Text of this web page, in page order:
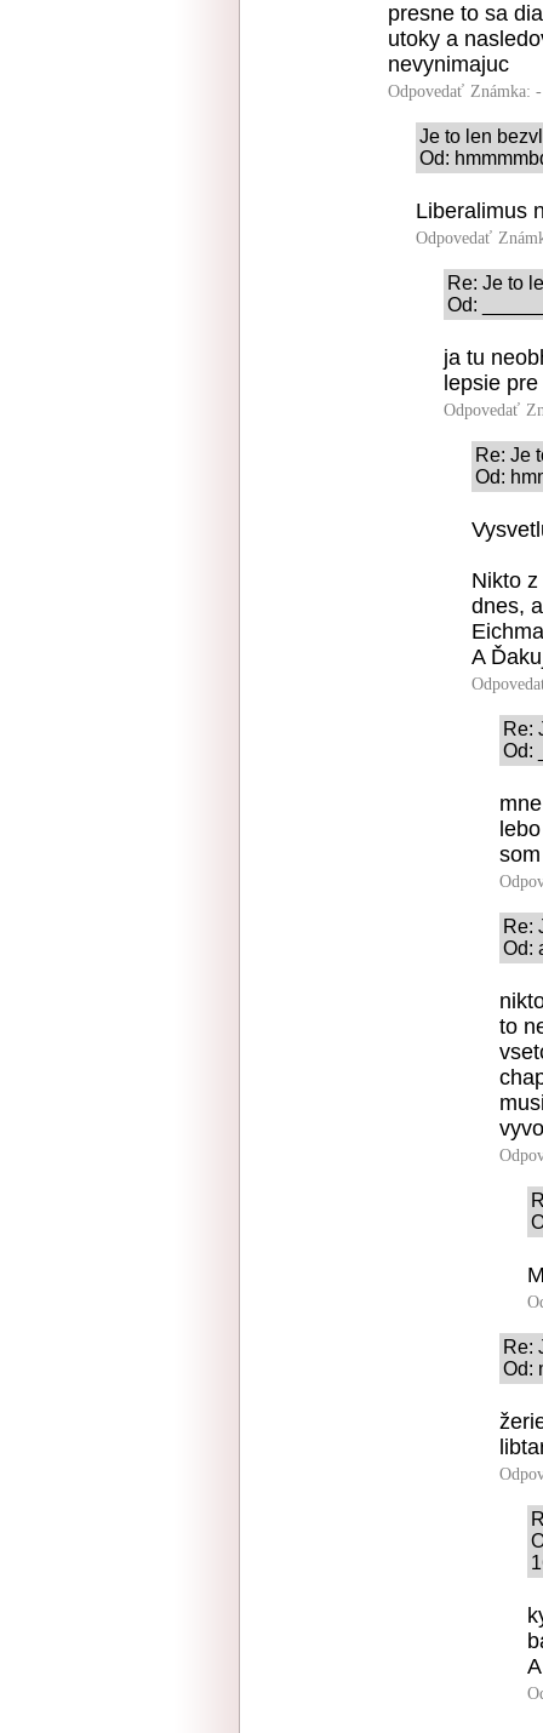
presne to sa
utoky a
nevynimajuc
Odpovedať Známka:
Je to len
Od:
Liberalimus
Odpovedať
Re: Je to
Od:
ja tu
lepsie
Odpovedať
Re: Je
Od:
Nikto
dnes,
A
Re:
Od:
Re:
Od:
to
Re:
Od: